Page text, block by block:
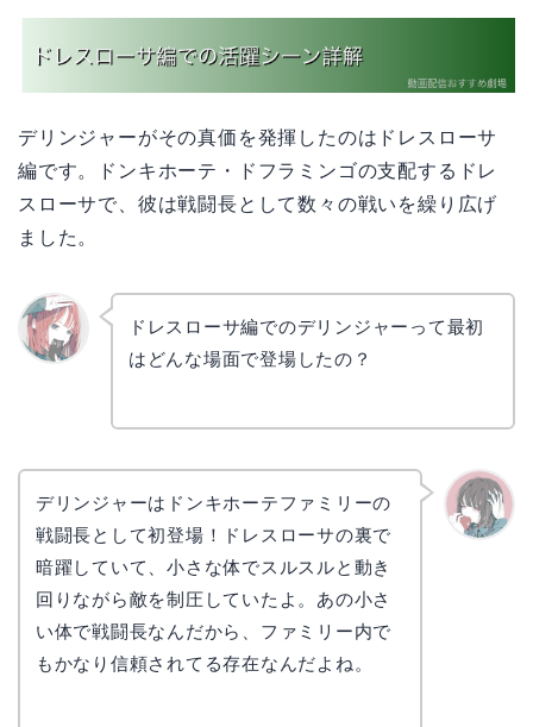
デリンジャーがその真価を発揮したのはドレスローサ
編です。ドンキホーテ・ドフラミンゴの支配するドレ
スローサで、彼は戦闘長として数々の戦いを繰り広げ
ました。
ドレスローサ編でのデリンジャーって最初
はどんな場面で登場したの？
デリンジャーはドンキホーテファミリーの
戦闘長として初登場！ドレスローサの裏で
暗躍していて、小さな体でスルスルと動き
回りながら敵を制圧していたよ。あの小さ
い体で戦闘長なんだから、ファミリー内で
もかなり信頼されてる存在なんだよね。